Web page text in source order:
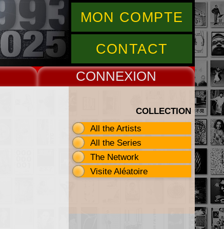
MON COMPTE
CONTACT
CONNEX
COLLECTION
All the Artists
All the Series
The Network
Visite Aléatoire